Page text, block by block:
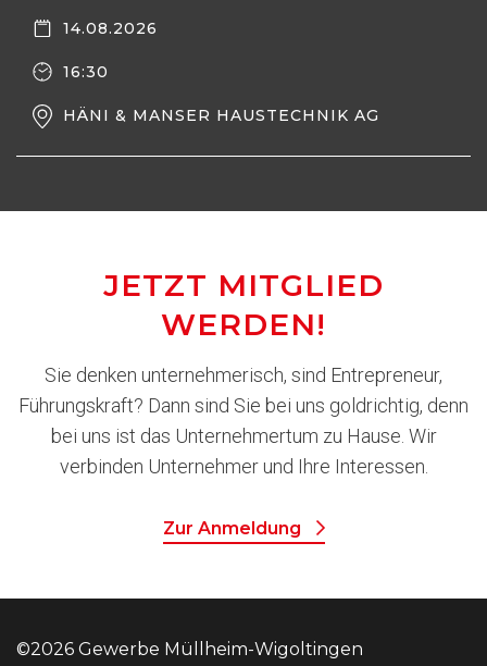
14.08.2026
16:30
HÄNI & MANSER HAUSTECHNIK AG
JETZT MITGLIED
WERDEN!
Sie denken unternehmerisch, sind Entrepreneur,
Führungskraft? Dann sind Sie bei uns goldrichtig, denn
bei uns ist das Unternehmertum zu Hause. Wir
verbinden Unternehmer und Ihre Interessen.
Zur Anmeldung
©2026 Gewerbe Müllheim-Wigoltingen